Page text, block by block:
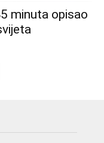
minuta opisao